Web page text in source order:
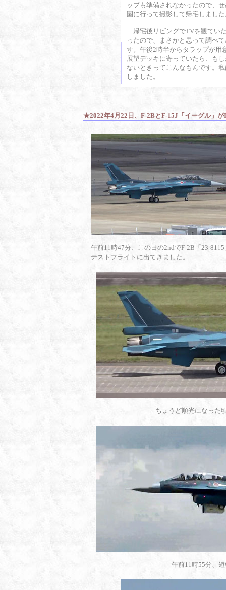
ップも準備されなかったので、
園に行って撮影して帰宅しまし
帰宅後リビングでTVを観てい
ったので、まさかと思って調べ
す。午後2時半からタラップが用
展望デッキに寄っていたら、も
ないときってこんなもんです。
しました。
★2022年4月22日、F-2BとF-15J「イーグル」
午前11時47分、この日の2ndでF-2B「23-
テストフライトに出てきました。
ちょうど順光になった
午前11時55分、